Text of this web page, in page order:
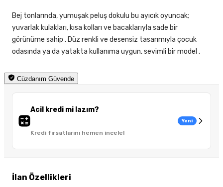
Cüzdanım Güvende
Acil kredi mi lazım?
Kredi fırsatlarını hemen incele!
Yeni
İlan Özellikleri
Bej tonlarında, yumuşak peluş dokulu bu ayıcık oyuncak;
yuvarlak kulakları, kısa kolları ve bacaklarıyla sade bir
görünüme sahip . Düz renkli ve desensiz tasarımıyla çocuk
odasında ya da yatakta kullanıma uygun, sevimli bir model .